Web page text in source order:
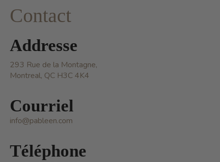
Contact
Addresse
293 Rue de la Montagne,
Montreal, QC H3C 4K4
Courriel
info@pableen.com
Téléphone